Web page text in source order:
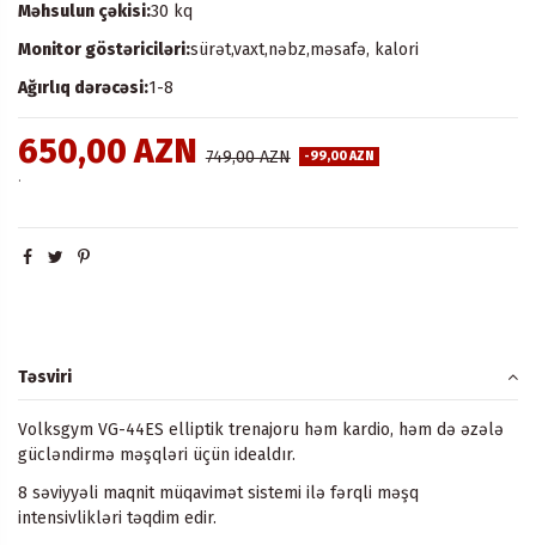
Məhsulun çəkisi:30 kq
Monitor göstəriciləri:sürət,vaxt,nəbz,məsafə, kalori
Ağırlıq dərəcəsi:1-8
650,00 AZN 749,00 AZN
-99,00 AZN
.
Təsviri
Volksgym VG-44ES elliptik trenajoru həm kardio, həm də əzələ
gücləndirmə məşqləri üçün idealdır.
8 səviyyəli maqnit müqavimət sistemi ilə fərqli məşq
intensivlikləri təqdim edir.